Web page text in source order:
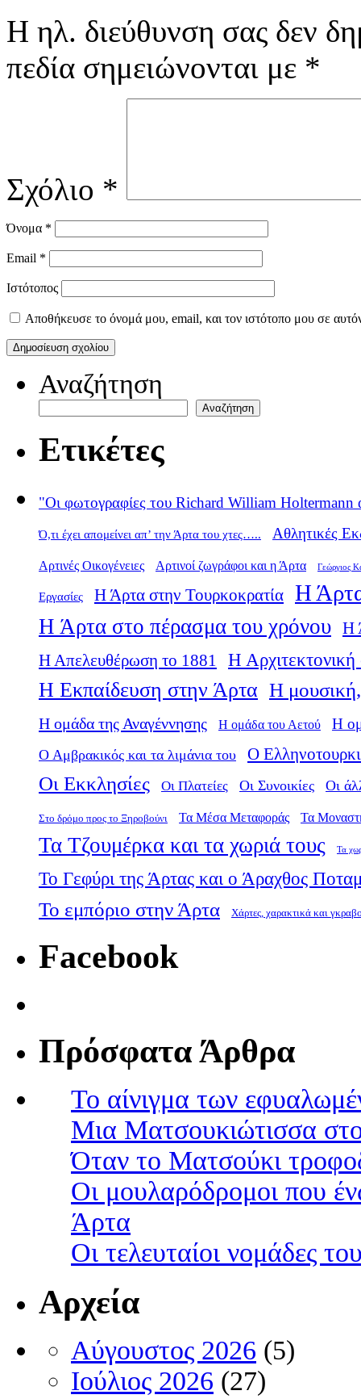
Η ηλ. διεύθυνση σας δεν
πεδία σημειώνονται με *
Σχόλιο *
Όνομα *
Email *
Ιστότοπος
Αποθήκευσε το όνομά μου, email, και τον ιστότοπο μου σε
Αναζήτηση
Αναζήτηση
Ετικέτες
"Οι φωτογραφίες του Richard William Holtermann
Ό,τι έχει απομείνει απ’ την Άρτα του χτες….. Αθλητικές
Αρτινές Οικογένειες Αρτινοί ζωγράφοι και η Άρτα Γεώργιος
Εργασίες Η Άρτα στην Τουρκοκρατία Η
Η Άρτα στο πέρασμα του χρόνου Η
Η Απελευθέρωση το 1881
Η
Η Εκπαίδευση στην Άρτα Η μουσική,
Η ομάδα της Αναγέννησης Η ομάδα του Αετού Η
Ο Αμβρακικός και τα λιμάνια του Ο
Οι Εκκλησίες Οι Πλατείες Οι Συνοικίες Οι
Στο δρόμο προς το Ξηροβούνι Τα Μέσα Μεταφοράς Τα
Τα Τζουμέρκα και τα χωριά τους Τα
Το Γεφύρι της Άρτας και ο Άραχθος
Το εμπόριο στην Άρτα Χάρτες, χαρακτικά και
Facebook
Πρόσφατα Άρθρα
Το αίνιγμα των
Μια Ματσουκιώτισσα
Όταν το Ματσούκι
Οι μουλαρόδρομοι που
Άρτα
Οι τελευταίοι νομάδες
Αρχεία
Αύγουστος 2026 (5)
Ιούλιος 2026 (27)